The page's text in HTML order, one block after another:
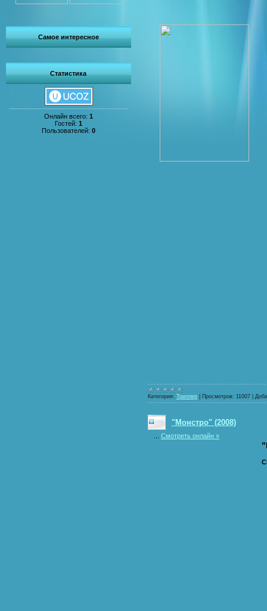
Самое интересное
Статистика
Онлайн всего: 1
Гостей: 1
Пользователей: 0
Категория: Триллер Просмотров: 11007
"Монстро" (2008)
Смотреть онлайн »